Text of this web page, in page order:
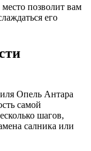
позволит вам
его
Опель Антара
самой
шагов,
салника или